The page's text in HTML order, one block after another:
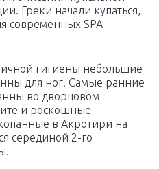
Греки начали купаться,
современных SPA-
гигиены небольшие
для ног. Самые ранние
во дворцовом
и роскошные
в Акротири на
серединой 2-го